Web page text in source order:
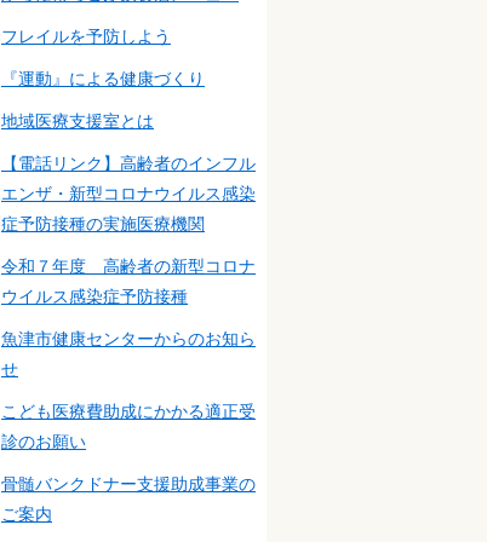
フレイルを予防しよう
『運動』による健康づくり
地域医療支援室とは
【電話リンク】高齢者のインフル
エンザ・新型コロナウイルス感染
症予防接種の実施医療機関
令和７年度 高齢者の新型コロナ
ウイルス感染症予防接種
魚津市健康センターからのお知ら
せ
こども医療費助成にかかる適正受
診のお願い
骨髄バンクドナー支援助成事業の
ご案内